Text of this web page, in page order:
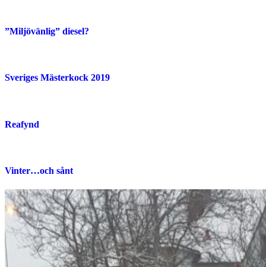
”Miljövänlig” diesel?
Sveriges Mästerkock 2019
Reafynd
Vinter…och sånt